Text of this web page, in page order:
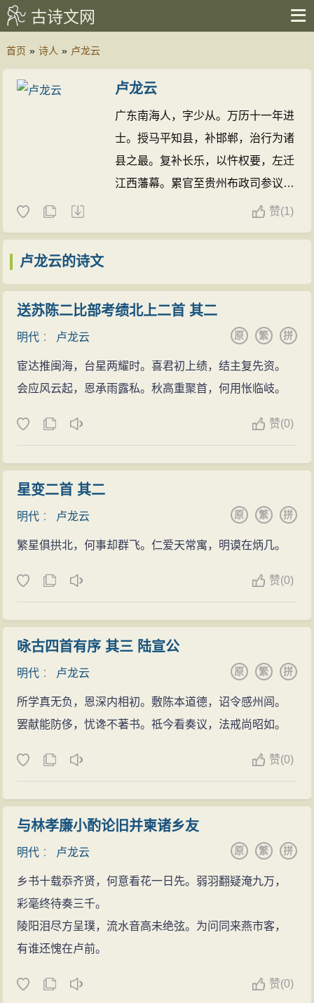
古诗文网
首页 » 诗人 » 卢龙云
卢龙云
广东南海人，字少从。万历十一年进
士。授马平知县，补邯郸，治行为诸
县之最。复补长乐，以忤权要，左迁
江西藩幕。累官至贵州布政司参议。
有《四留堂稿》、《谈诗类要》。
赞(1)
卢龙云的诗文
送苏陈二比部考绩北上二首 其二
明代 ： 卢龙云 拼
繁
原
宦达推闽海，台星两耀时。喜君初上绩，结主复先资。
会应风云起，恩承雨露私。秋高重聚首，何用怅临岐。
赞(0)
星变二首 其二
明代 ： 卢龙云 拼
繁
原
繁星俱拱北，何事却群飞。仁爱天常寓，明谟在炳几。
赞(0)
咏古四首有序 其三 陆宣公
明代 ： 卢龙云 拼
繁
原
所学真无负，恩深内相初。敷陈本道德，诏令感州闾。
罢献能防侈，忧谗不著书。祗今看奏议，法戒尚昭如。
赞(0)
与林孝廉小酌论旧并柬诸乡友
明代 ： 卢龙云 拼
繁
原
乡书十载忝齐贤，何意看花一日先。弱羽翻疑淹九万，
彩毫终待奏三千。
陵阳泪尽方呈璞，流水音高未绝弦。为问同来燕市客，
有谁还愧在卢前。
赞(0)